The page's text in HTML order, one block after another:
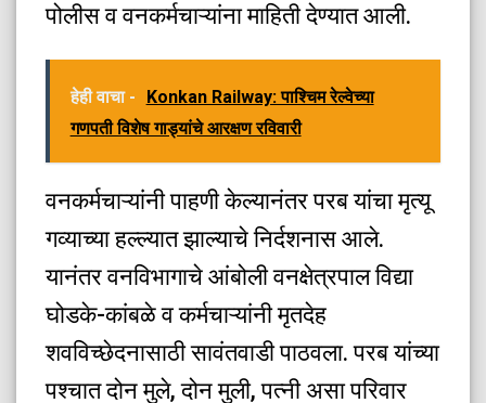
पोलीस व वनकर्मचाऱ्यांना माहिती देण्यात आली.
हेही वाचा -
Konkan Railway: पाश्चिम रेल्वेच्या
गणपती विशेष गाड्यांचे आरक्षण रविवारी
वनकर्मचाऱ्यांनी पाहणी केल्यानंतर परब यांचा मृत्यू
गव्याच्या हल्ल्यात झाल्याचे निर्दशनास आले.
यानंतर वनविभागाचे आंबोली वनक्षेत्रपाल विद्या
घोडके-कांबळे व कर्मचाऱ्यांनी मृतदेह
शवविच्छेदनासाठी सावंतवाडी पाठवला. परब यांच्या
पश्चात दोन मुले, दोन मुली, पत्नी असा परिवार